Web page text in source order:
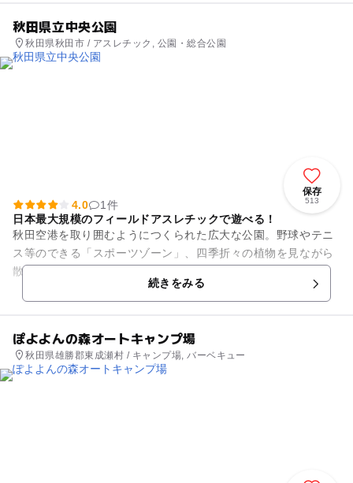
秋田県立中央公園
秋田県秋田市 / アスレチック, 公園・総合公園
保存
513
4.0
1件
日本最大規模のフィールドアスレチックで遊べる！
秋田空港を取り囲むようにつくられた広大な公園。野球やテニ
ス等のできる「スポーツゾーン」、四季折々の植物を見ながら
散策できる「自然観察ゾーン」等、6つのゾーンに分かれてい
ます。おすすめは、日本最大...続きをみる
ぽよよんの森オートキャンプ場
秋田県雄勝郡東成瀬村 / キャンプ場, バーベキュー